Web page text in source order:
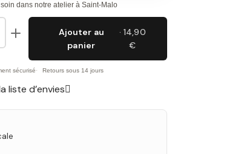
dans notre atelier à Saint-Malo
Ajouter au
panier
· 14,90
€
sécurisé Retours sous 14 jours
liste d’envies